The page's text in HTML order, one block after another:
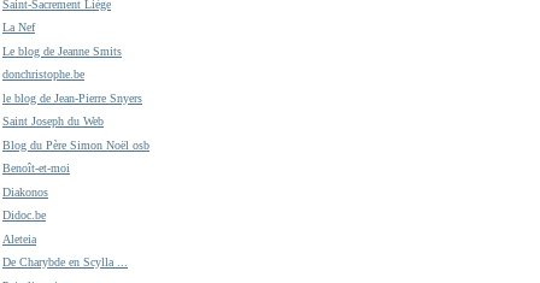
Saint-Sacrement Liège
La Nef
Le blog de Jeanne Smits
donchristophe.be
le blog de Jean-Pierre Snyers
Saint Joseph du Web
Blog du Père Simon Noël osb
Benoît-et-moi
Diakonos
Didoc.be
Aleteia
De Charybde en Scylla ...